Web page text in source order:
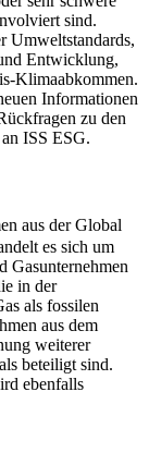
sind.
Umweltstandards,
Entwicklung,
Klimaabkommen.
Informationen
zu den
ISS ESG.
aus der Global
es sich um
Gasunternehmen
in der
als fossilen
aus dem
weiterer
beteiligt sind.
ebenfalls